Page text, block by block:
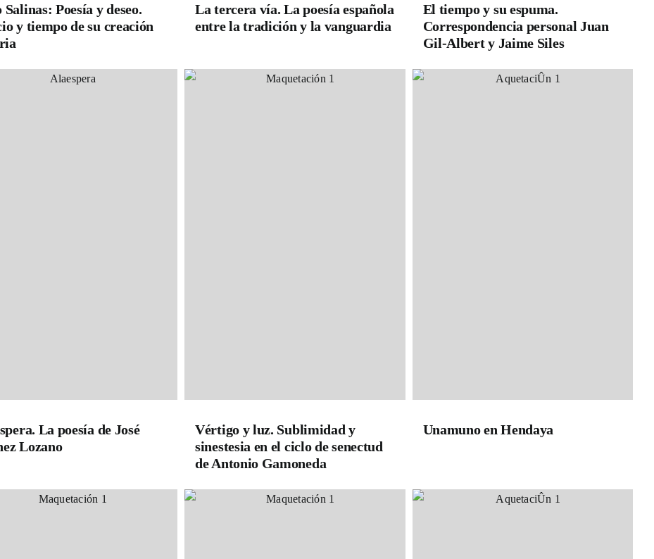
Salinas: Poesía y deseo.
y tiempo de su creación
La tercera vía. La poesía española
entre la tradición y la vanguardia
El tiempo y su espuma.
Correspondencia personal Juan
Gil-Albert y Jaime Siles
La poesía de José
Lozano
Vértigo y luz. Sublimidad y
sinestesia en el ciclo de senectud
de Antonio Gamoneda
Unamuno en Hendaya